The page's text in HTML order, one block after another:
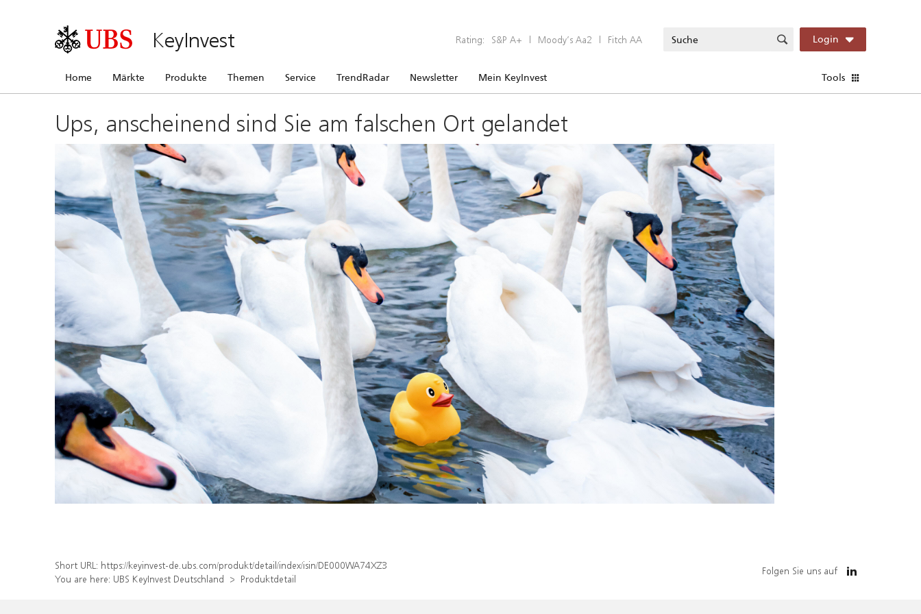
KeyInvest Rating: S&P A+ | Moody’s Aa2 | Fitch AA Login
Home Märkte Produkte Themen Service TrendRadar Newsletter Mein KeyInvest Tools
Ups, anscheinend sind Sie am falschen Ort gelandet
Short URL: https://keyinvest-de.ubs.com/produkt/detail/index/isin/DE000WA74XZ3
You are here: UBS KeyInvest Deutschland Produktdetail
Folgen Sie uns auf